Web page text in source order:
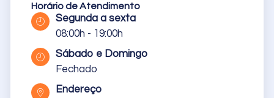
Horário de Atendimento
Segunda a sexta
08:00h - 19:00h
Sábado e Domingo
Fechado
Endereço